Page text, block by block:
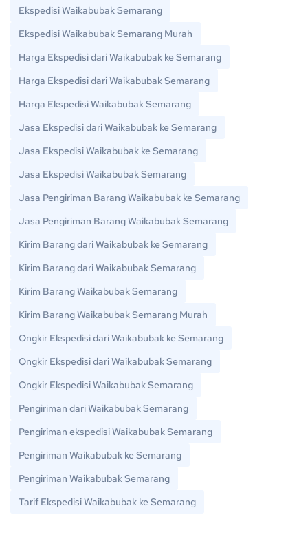
Ekspedisi Waikabubak Semarang
Ekspedisi Waikabubak Semarang Murah
Harga Ekspedisi dari Waikabubak ke Semarang
Harga Ekspedisi dari Waikabubak Semarang
Harga Ekspedisi Waikabubak Semarang
Jasa Ekspedisi dari Waikabubak ke Semarang
Jasa Ekspedisi Waikabubak ke Semarang
Jasa Ekspedisi Waikabubak Semarang
Jasa Pengiriman Barang Waikabubak ke Semarang
Jasa Pengiriman Barang Waikabubak Semarang
Kirim Barang dari Waikabubak ke Semarang
Kirim Barang dari Waikabubak Semarang
Kirim Barang Waikabubak Semarang
Kirim Barang Waikabubak Semarang Murah
Ongkir Ekspedisi dari Waikabubak ke Semarang
Ongkir Ekspedisi dari Waikabubak Semarang
Ongkir Ekspedisi Waikabubak Semarang
Pengiriman dari Waikabubak Semarang
Pengiriman ekspedisi Waikabubak Semarang
Pengiriman Waikabubak ke Semarang
Pengiriman Waikabubak Semarang
Tarif Ekspedisi Waikabubak ke Semarang